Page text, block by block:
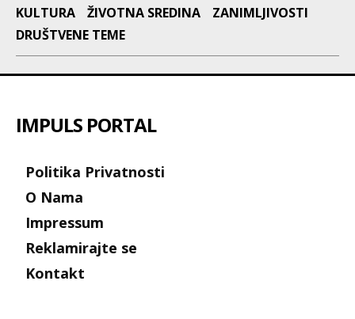
KULTURA
ŽIVOTNA SREDINA
ZANIMLJIVOSTI
DRUŠTVENE TEME
IMPULS PORTAL
Politika Privatnosti
O Nama
Impressum
Reklamirajte se
Kontakt